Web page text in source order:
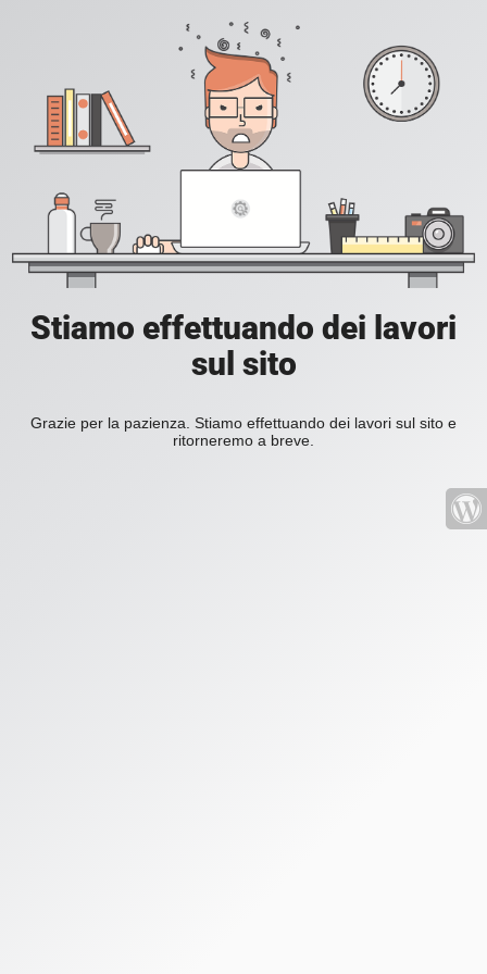
Stiamo effettuando dei lavori
sul sito
Grazie per la pazienza. Stiamo effettuando dei lavori sul sito e
ritorneremo a breve.